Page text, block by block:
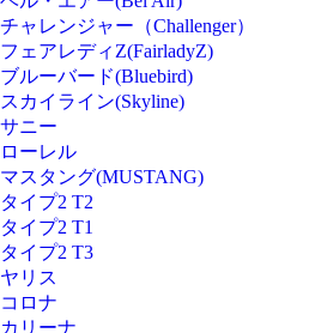
チャレンジャー（Challenger）
フェアレディZ(FairladyZ)
ブルーバード(Bluebird)
スカイライン(Skyline)
サニー
ローレル
マスタング(MUSTANG)
タイプ2 T2
タイプ2 T1
タイプ2 T3
ヤリス
コロナ
カリーナ